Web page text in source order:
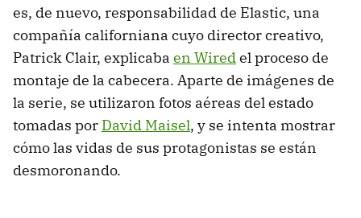
es, de nuevo, responsabilidad de Elastic, una
compañía californiana cuyo director creativo,
Patrick Clair, explicaba en Wiredel proceso de
montaje de la cabecera. Aparte de imágenes de
la serie, se utilizaron fotos aéreas del estado
tomadas por David Maisel, y se intenta mostrar
cómo las vidas de sus protagonistas se están
desmoronando.